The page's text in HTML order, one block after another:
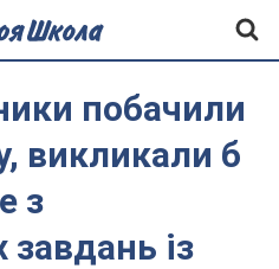
побачили
викликали б
з
із